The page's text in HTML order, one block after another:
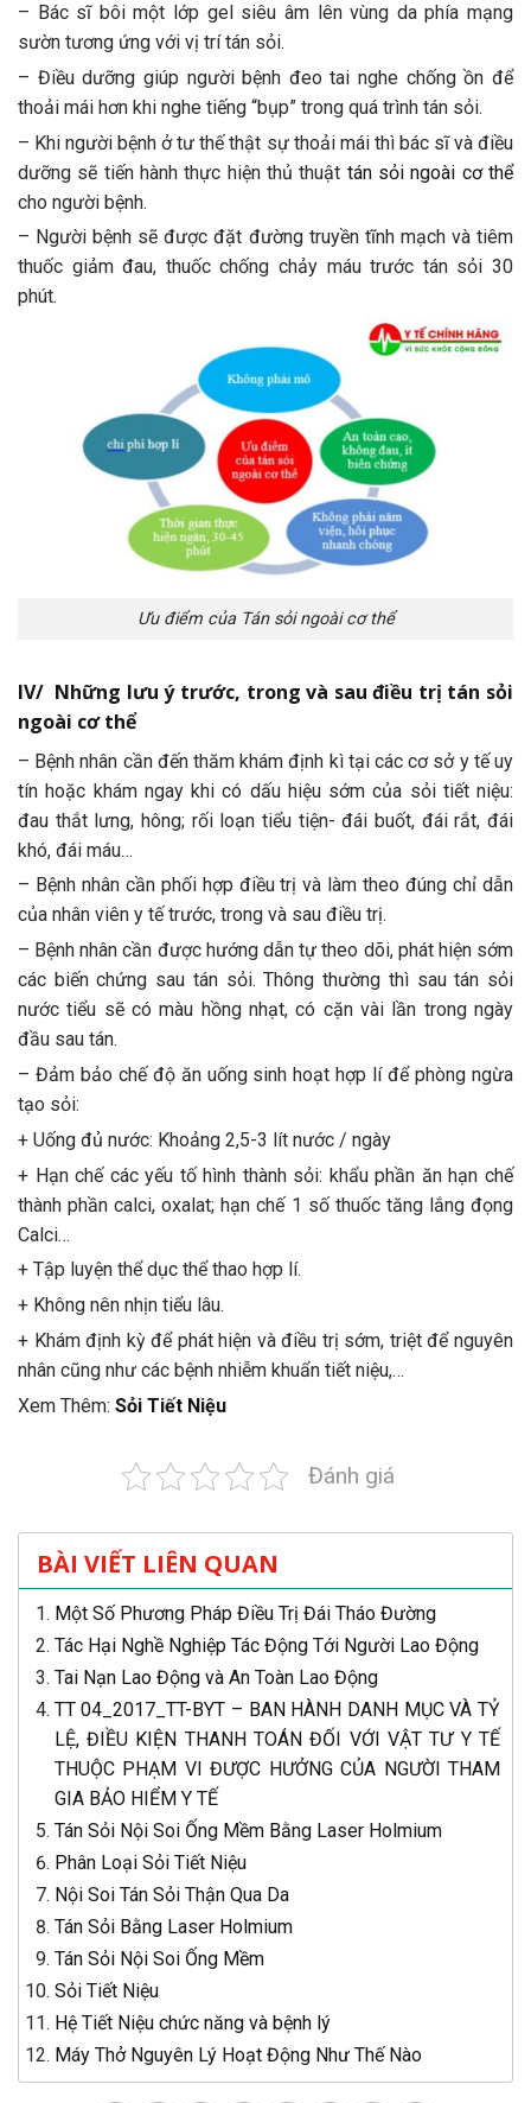
– Bác sĩ bôi một lớp gel siêu âm lên vùng da phía mạng
sườn tương ứng với vị trí tán sỏi.
– Điều dưỡng giúp người bệnh đeo tai nghe chống ồn để
thoải mái hơn khi nghe tiếng “bụp” trong quá trình tán sỏi.
– Khi người bệnh ở tư thế thật sự thoải mái thì bác sĩ và điều
dưỡng sẽ tiến hành thực hiện thủ thuật tán sỏi ngoài cơ thể
cho người bệnh.
– Người bệnh sẽ được đặt đường truyền tĩnh mạch và tiêm
thuốc giảm đau, thuốc chống chảy máu trước tán sỏi 30
phút.
Ưu điểm của Tán sỏi ngoài cơ thể
IV/ Những lưu ý trước, trong và sau điều trị tán sỏi
ngoài cơ thể
– Bệnh nhân cần đến thăm khám định kì tại các cơ sở y tế uy
tín hoặc khám ngay khi có dấu hiệu sớm của sỏi tiết niệu:
đau thắt lưng, hông; rối loạn tiểu tiện- đái buốt, đái rắt, đái
khó, đái máu…
– Bệnh nhân cần phối hợp điều trị và làm theo đúng chỉ dẫn
của nhân viên y tế trước, trong và sau điều trị.
– Bệnh nhân cần được hướng dẫn tự theo dõi, phát hiện sớm
các biến chứng sau tán sỏi. Thông thường thì sau tán sỏi
nước tiểu sẽ có màu hồng nhạt, có cặn vài lần trong ngày
đầu sau tán.
– Đảm bảo chế độ ăn uống sinh hoạt hợp lí để phòng ngừa
tạo sỏi:
+ Uống đủ nước: Khoảng 2,5-3 lít nước / ngày
+ Hạn chế các yếu tố hình thành sỏi: khẩu phần ăn hạn chế
thành phần calci, oxalat; hạn chế 1 số thuốc tăng lắng đọng
Calci…
+ Tập luyện thể dục thể thao hợp lí.
+ Không nên nhịn tiểu lâu.
+ Khám định kỳ để phát hiện và điều trị sớm, triệt để nguyên
nhân cũng như các bệnh nhiễm khuẩn tiết niệu,…
Xem Thêm: Sỏi Tiết Niệu
Đánh giá
BÀI VIẾT LIÊN QUAN
Một Số Phương Pháp Điều Trị Đái Tháo Đường
Tác Hại Nghề Nghiệp Tác Động Tới Người Lao Động
Tai Nạn Lao Động và An Toàn Lao Động
TT 04_2017_TT-BYT – BAN HÀNH DANH MỤC VÀ TỶ
LỆ, ĐIỀU KIỆN THANH TOÁN ĐỐI VỚI VẬT TƯ Y TẾ
THUỘC PHẠM VI ĐƯỢC HƯỞNG CỦA NGƯỜI THAM
GIA BẢO HIỂM Y TẾ
Tán Sỏi Nội Soi Ống Mềm Bằng Laser Holmium
Phân Loại Sỏi Tiết Niệu
Nội Soi Tán Sỏi Thận Qua Da
Tán Sỏi Bằng Laser Holmium
Tán Sỏi Nội Soi Ống Mềm
Sỏi Tiết Niệu
Hệ Tiết Niệu chức năng và bệnh lý
Máy Thở Nguyên Lý Hoạt Động Như Thế Nào